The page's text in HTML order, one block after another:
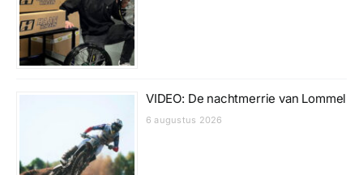
VIDEO: De nachtmerrie van Lommel
6 augustus 2026